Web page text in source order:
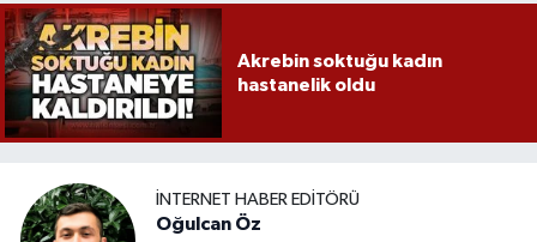
Akrebin soktuğu kadın
hastanelik oldu
İNTERNET HABER EDITÖRÜ
Oğulcan Öz